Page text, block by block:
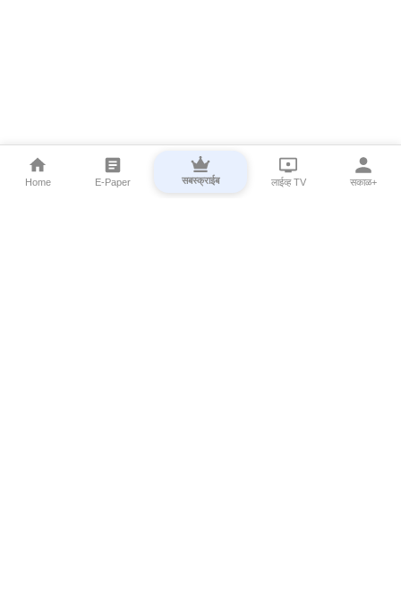
Home E-Paper सबस्क्राईब लाईव्ह TV सकाळ+